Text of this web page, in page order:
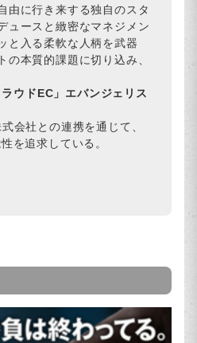
由に行き来する独自のスタ
ュースと緻密なマネジメン
と入る柔軟な人柄を武器
の本質的課題に切り込み、
ラウドEC」エバンジェリス
会社との連携を通じて、
を追求している。